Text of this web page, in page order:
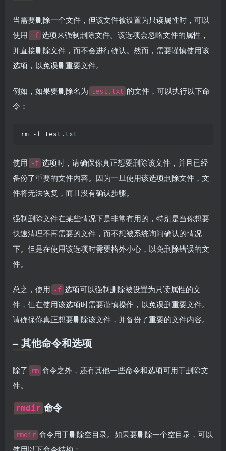
当需要删除一个文件，但该文件被设置为只读属性时，可以
使用 -f 选项来强制删除文件。该选项会忽略文件的属性，
并直接删除文件，而不会进行确认。然而，需要谨慎使用该
选项，以免误删重要文件。
例如，如果要删除名为 test.txt 的文件，可以执行以下命
令：
rm -f test. txt
使用 -f 选项时，请确保你真正想要删除该文件，并且已经
备份了重要的文件内容。因为一旦使用该选项删除文件，文
件将无法恢复，而且没有确认步骤。
强制删除文件在某些情况下是非常有用的，特别是当你想要
快速清理不再需要的文件，而不想被系统询问确认的情况
下。但是在使用该选项时需要格外小心，以免删除错误的文
件。
总之，使用 -f 选项可以强制删除被设置为只读属性的文
件，但在使用该选项时需要谨慎操作，以免误删重要文件。
请确保你真正想要删除该文件，并备份了重要的文件内容。
– 其他命令和选项
除了 rm 命令之外，还有其他一些命令和选项可用于删除文
件。
rmdir 命令
rmdir 命令用于删除空目录。如果要删除一个空目录，可以